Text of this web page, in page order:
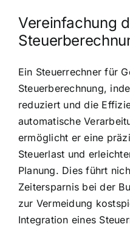
Vereinfachung
Ein Steuerrechner für
Steuerberechnung,
reduziert und die
automatische
ermöglicht er eine
Steuerlast und
Planung. Dies führt
Zeitersparnis bei der
zur Vermeidung
Integration eines